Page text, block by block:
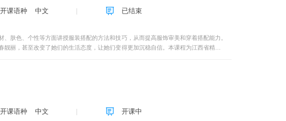
及其他文化工作者进修、参考学习。 教学内容 根据时间的要求和我国民间音乐各个
人民在生活和劳动中自己创作、自己演唱的歌曲，侧重讲授劳动号子、山歌、小调
了各具地方特色的丰富的民间舞蹈音乐。 3、说唱音乐部分，是说（白）、唱
民族民间文化的产儿，是广大民众喜闻乐见的精神作品。是用来讲唱历史、传说、故
开课语种 中文 已结束
肤色、个性等方面讲授服装搭配的方法和技巧，从而提高服饰审美和穿着搭配能力。
丽，甚至改变了她们的生活态度，让她们变得更加沉稳自信。本课程为江西省精品在
开课语种 中文 开课中